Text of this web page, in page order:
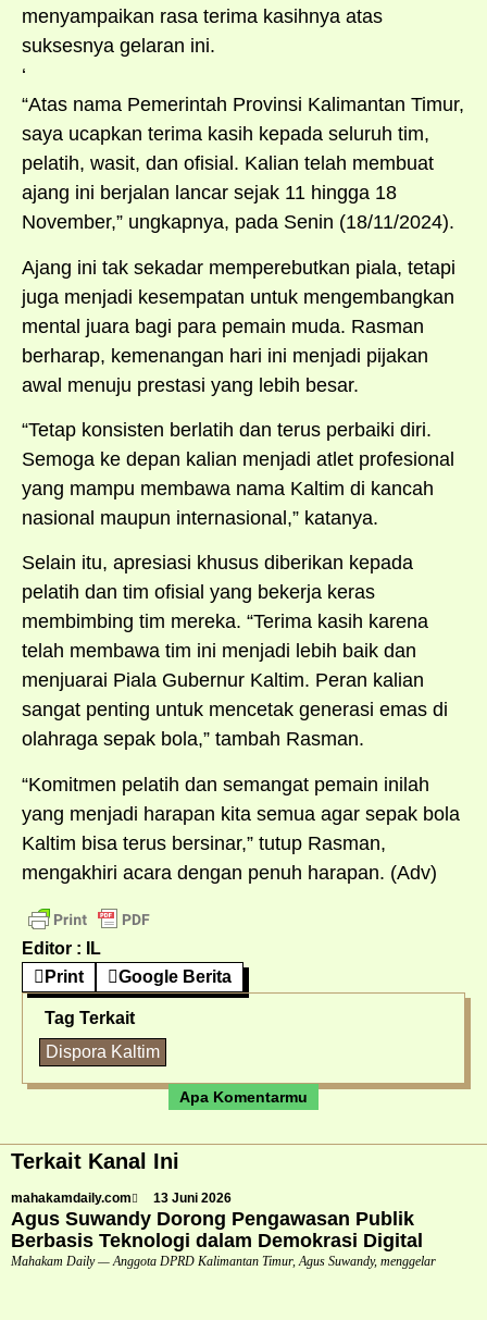
menyampaikan rasa terima kasihnya atas
suksesnya gelaran ini.
‘
“Atas nama Pemerintah Provinsi Kalimantan Timur,
saya ucapkan terima kasih kepada seluruh tim,
pelatih, wasit, dan ofisial. Kalian telah membuat
ajang ini berjalan lancar sejak 11 hingga 18
November,” ungkapnya, pada Senin (18/11/2024).
Ajang ini tak sekadar memperebutkan piala, tetapi
juga menjadi kesempatan untuk mengembangkan
mental juara bagi para pemain muda. Rasman
berharap, kemenangan hari ini menjadi pijakan
awal menuju prestasi yang lebih besar.
“Tetap konsisten berlatih dan terus perbaiki diri.
Semoga ke depan kalian menjadi atlet profesional
yang mampu membawa nama Kaltim di kancah
nasional maupun internasional,” katanya.
Selain itu, apresiasi khusus diberikan kepada
pelatih dan tim ofisial yang bekerja keras
membimbing tim mereka. “Terima kasih karena
telah membawa tim ini menjadi lebih baik dan
menjuarai Piala Gubernur Kaltim. Peran kalian
sangat penting untuk mencetak generasi emas di
olahraga sepak bola,” tambah Rasman.
“Komitmen pelatih dan semangat pemain inilah
yang menjadi harapan kita semua agar sepak bola
Kaltim bisa terus bersinar,” tutup Rasman,
mengakhiri acara dengan penuh harapan. (Adv)
Editor : IL
Print
Google Berita
Tag Terkait
Dispora Kaltim
Apa Komentarmu
Terkait Kanal Ini
mahakamdaily.com 13 Juni 2026
Agus Suwandy Dorong Pengawasan Publik
Berbasis Teknologi dalam Demokrasi Digital
Mahakam Daily — Anggota DPRD Kalimantan Timur, Agus Suwandy, menggelar